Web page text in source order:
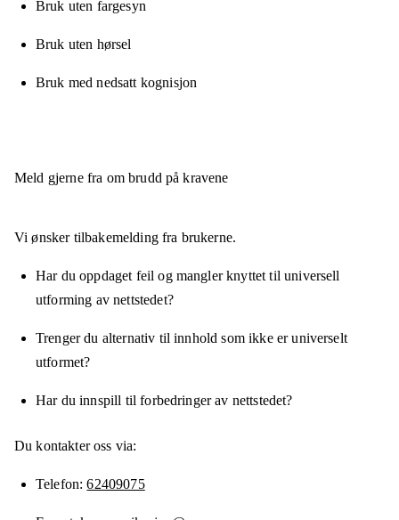
Bruk uten fargesyn
Bruk uten hørsel
Bruk med nedsatt kognisjon
Meld gjerne fra om brudd på kravene
Vi ønsker tilbakemelding fra brukerne.
Har du oppdaget feil og mangler knyttet til universell
utforming av nettstedet?
Trenger du alternativ til innhold som ikke er universelt
utformet?
Har du innspill til forbedringer av nettstedet?
Du kontakter oss via:
Telefon 62409075